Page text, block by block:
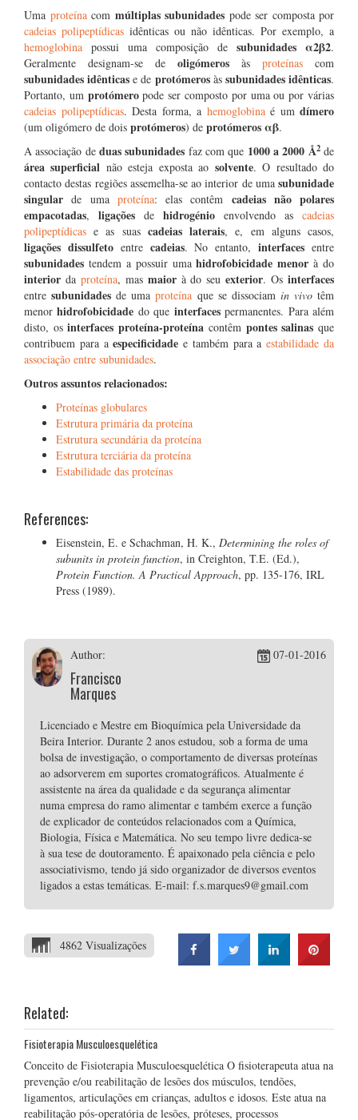
Uma proteínacom múltiplas subunidades pode ser composta por
cadeias polipeptídicas idênticas ou não idênticas. Por exemplo, a
hemoglobina possui uma composição de subunidades α2β2.
Geralmente designam-se de oligómeros às proteínas com
subunidades idênticas e de protómerosàssubunidades idênticas.
Portanto, um protómeropode ser composto por uma ou por várias
cadeias polipeptídicas. Desta forma, a hemoglobinaé um dímero
(um oligómero de dois protómeros) de protómeros αβ.
A associação de duas subunidades faz com que 1000 a 2000 Å2de
área superficial não esteja exposta ao solvente. O resultado do
contacto destas regiões assemelha-se ao interior de uma subunidade
singular de uma proteína: elas contêm cadeias não polares
empacotadas, ligações de hidrogénio envolvendo as cadeias
polipeptídicas e as suas cadeias laterais, e, em alguns casos,
ligações dissulfetoentre cadeias. No entanto,interfaces entre
subunidades tendem a possuir umahidrofobicidade menor à do
interior da proteína, mas maiorà do seuexterior. Osinterfaces
entresubunidades de umaproteína que se dissociam in vivotêm
menorhidrofobicidade do que interfacespermanentes. Para além
disto, osinterfaces proteína-proteína contêm pontes salinas que
contribuem para aespecificidade e também para aestabilidade da
associação entre subunidades.
Outros assuntos relacionados:
Proteínas globulares
Estrutura primária da proteína
Estrutura secundária da proteína
Estrutura terciária da proteína
Estabilidade das proteínas
References:
Eisenstein, E. e Schachman, H. K., Determining the roles of
subunits in protein function, in Creighton, T.E. (Ed.),
Protein Function. A Practical Approach, pp. 135-176, IRL
Press (1989).
Author:
Francisco
Marques
07-01-2016
Licenciado e Mestre em Bioquímica pela Universidade da
Beira Interior. Durante 2 anos estudou, sob a forma de uma
bolsa de investigação, o comportamento de diversas proteínas
ao adsorverem em suportes cromatográficos. Atualmente é
assistente na área da qualidade e da segurança alimentar
numa empresa do ramo alimentar e também exerce a função
de explicador de conteúdos relacionados com a Química,
Biologia, Física e Matemática. No seu tempo livre dedica-se
à sua tese de doutoramento. É apaixonado pela ciência e pelo
associativismo, tendo já sido organizador de diversos eventos
ligados a estas temáticas. E-mail: f.s.marques9@gmail.com
4862 Visualizações
Related:
Fisioterapia Musculoesquelética
Conceito de Fisioterapia Musculoesquelética O fisioterapeuta atua na
prevenção e/ou reabilitação de lesões dos músculos, tendões,
ligamentos, articulações em crianças, adultos e idosos. Este atua na
reabilitação pós-operatória de lesões, próteses, processos